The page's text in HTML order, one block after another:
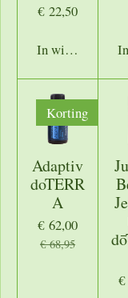
€ 22,50
In winkelwagen
Korting
Adaptiv
doTERR
A
€ 62,00
€ 68,95